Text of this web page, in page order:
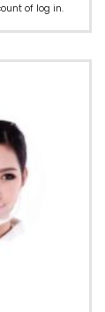
of log in.